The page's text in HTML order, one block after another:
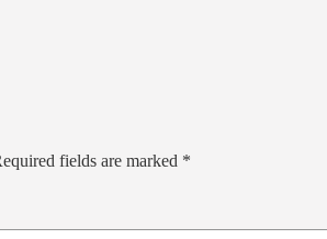
fields are marked *